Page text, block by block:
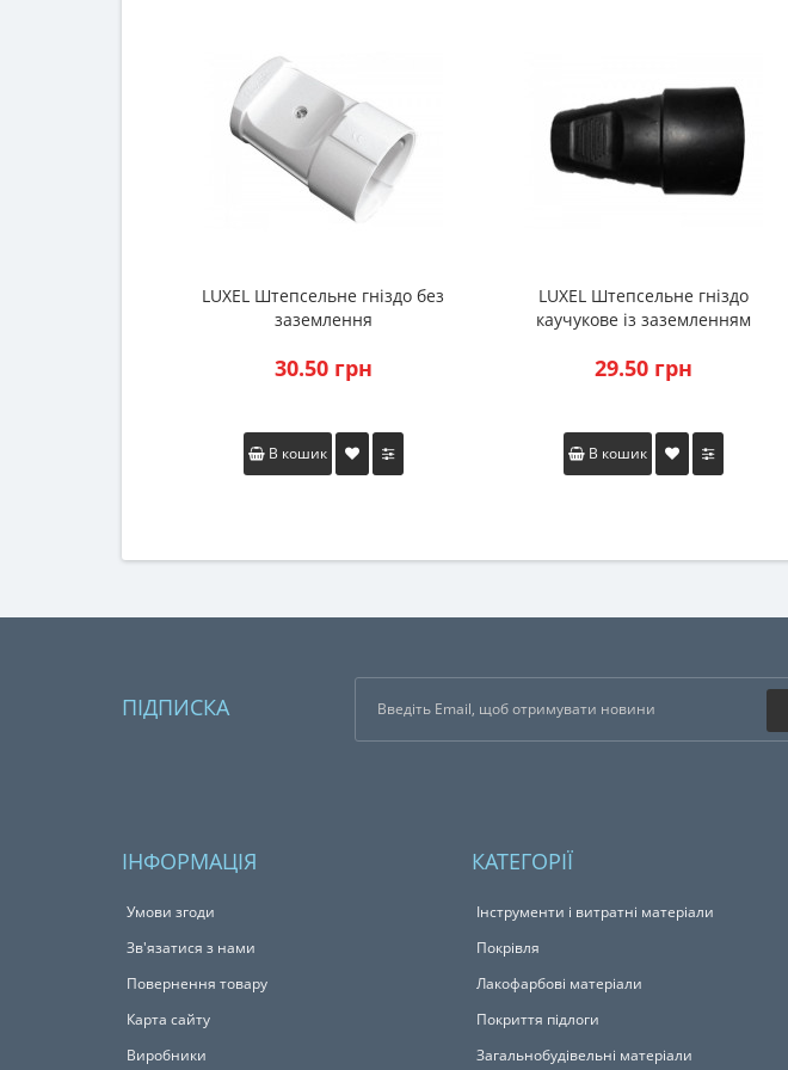
LUXEL Штепсельне гніздо без
заземлення
30.50 грн
В кошик
LUXEL Штепсельне гніздо
каучукове із заземленням
29.50 грн
В кошик
ПІДПИСКА
ІНФОРМАЦІЯ
Умови згоди
Зв'язатися з нами
Повернення товару
Карта сайту
Виробники
КАТЕГОРІЇ
Інструменти і витратні матеріали
Покрівля
Лакофарбові матеріали
Покриття підлоги
Загальнобудівельні матеріали